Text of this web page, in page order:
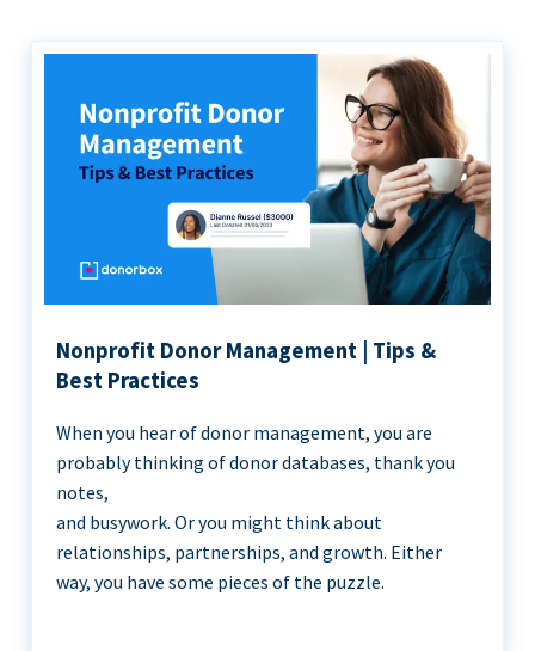
Nonprofit Donor Management | Tips &
Best Practices
When you hear of donor management, you are
probably thinking of donor databases, thank you
notes,
and busywork. Or you might think about
relationships, partnerships, and growth. Either
way, you have some pieces of the puzzle.